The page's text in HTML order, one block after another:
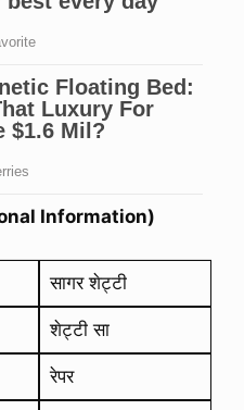
Information)
सागर शेट्टी
शेट्टी सा
रेपर